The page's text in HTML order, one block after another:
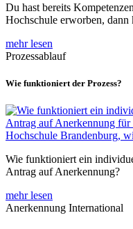
Du hast bereits
Hochschule erworben,
mehr lesen
Prozessablauf
Wie funktioniert der Prozess?
Wie funktioniert ein
Antrag auf Anerkennung?
mehr lesen
Anerkennung International